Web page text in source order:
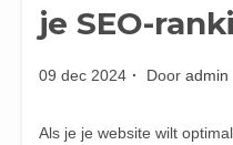
je SEO-
09 dec 2024 Door admin
Als je je website wilt